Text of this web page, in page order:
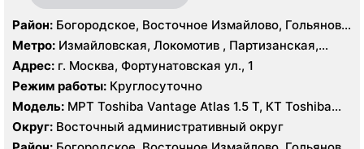
Район: Богородское, Восточное Измайлово, Гольяново,
Измайлово, Соколиная Гора
Метро: Измайловская, Локомотив , Партизанская,
Преображенская площадь, Черкизовская
Адрес: г. Москва, Фортунатовская ул., 1
Режим работы: Круглосуточно
Модель: МРТ Toshiba Vantage Atlas 1.5 Т, КТ Toshiba
Aquilion Prime 160 срезов, Toshiba Aquilion CXL 128
срезов, Body Tom 32 среза УЗИ GE Voluson E8, GE Vivid
Округ: Восточный административный округ